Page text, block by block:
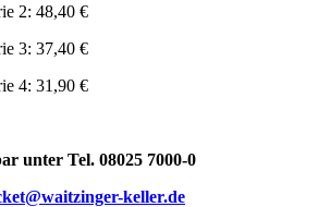
2: 48,40 €
3: 37,40 €
4: 31,90 €
unter Tel. 08025 7000-0
keller.de